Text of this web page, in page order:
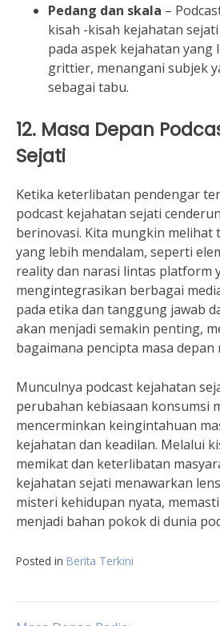
Pedang dan skala –
kisah -kisah kejahatan
pada aspek kejahatan yang
grittier, menangani subjek
sebagai tabu.
12. Masa Depan
Sejati
Ketika keterlibatan pendengar
podcast kejahatan sejati
berinovasi. Kita mungkin melihat
yang lebih mendalam, seperti
reality dan narasi lintas platform
mengintegrasikan berbagai
pada etika dan tanggung jawab
akan menjadi semakin penting,
bagaimana pencipta masa depan
Munculnya podcast kejahatan
perubahan kebiasaan konsumsi
mencerminkan keingintahuan
kejahatan dan keadilan. Melalui
memikat dan keterlibatan
kejahatan sejati menawarkan
misteri kehidupan nyata,
menjadi bahan pokok di dunia
Posted in Berita Terkini